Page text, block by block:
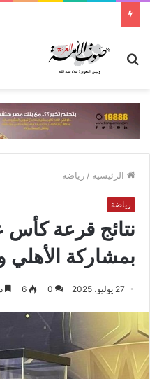
بحث
الرئيسية / رياضة
رياضة
نتائج قرعة
بمشاركة الأهلي
27 يوليو، 2025 0
6